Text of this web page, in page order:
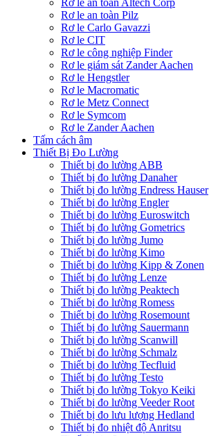
Rơ le an toàn Pilz
Rơ le Carlo Gavazzi
Rơ le CIT
Rơ le công nghiệp Finder
Rơ le giám sát Zander Aachen
Rơ le Hengstler
Rơ le Macromatic
Rơ le Metz Connect
Rơ le Symcom
Rơ le Zander Aachen
Tấm cách âm
Thiết Bị Đo Lường
Thiết bị đo lường ABB
Thiết bị đo lường Danaher
Thiết bị đo lường Endress Hauser
Thiết bị đo lường Engler
Thiết bị đo lường Euroswitch
Thiết bị đo lường Gometrics
Thiết bị đo lường Jumo
Thiết bị đo lường Kimo
Thiết bị đo lường Kipp & Zonen
Thiết bị đo lường Lenze
Thiết bị đo lường Peaktech
Thiết bị đo lường Romess
Thiết bị đo lường Rosemount
Thiết bị đo lường Sauermann
Thiết bị đo lường Scanwill
Thiết bị đo lường Schmalz
Thiết bị đo lường Tecfluid
Thiết bị đo lường Testo
Thiết bị đo lường Tokyo Keiki
Thiết bị đo lường Veeder Root
Thiết bị đo lưu lượng Hedland
Thiết bị đo nhiệt độ Anritsu